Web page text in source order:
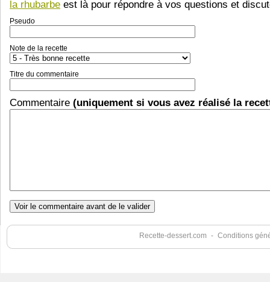
la rhubarbe est là pour répondre à vos questions et
Pseudo
Note de la recette
Titre du commentaire
Commentaire (uniquement si vous avez réalisé la
Recette-dessert.com - Conditions